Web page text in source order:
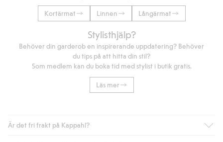
Kortärmat Linnen Långärmat
Stylisthjälp?
Behöver din garderob en inspirerande uppdatering? Behöver
du tips på att hitta din stil?
Som medlem kan du boka tid med stylist i butik gratis.
Läs mer
Är det fri frakt på Kappahl?